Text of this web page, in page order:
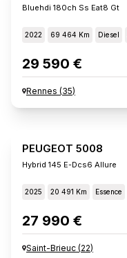
Bluehdi 180ch Ss Eat8 Gt
2022 69 464 Km Diesel
29 590 €
Rennes (35)
PEUGEOT 5008
Hybrid 145 E-Dcs6 Allure
2025 20 491 Km Essence
27 990 €
Saint-Brieuc (22)